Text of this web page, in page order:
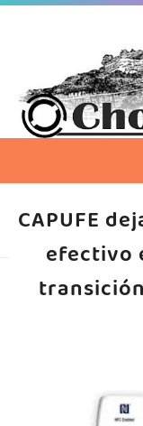
CAPUFE
efectivo